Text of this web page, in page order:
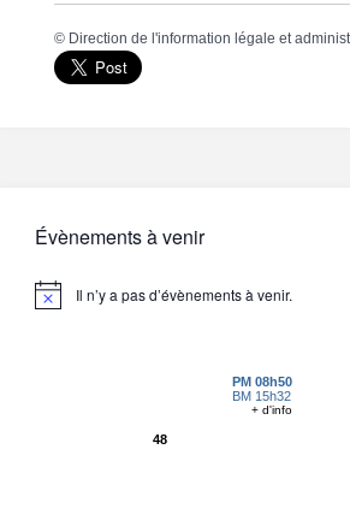
© Direction de l'information légale et
Évènements à venir
Il n’y a pas d’évènements à venir.